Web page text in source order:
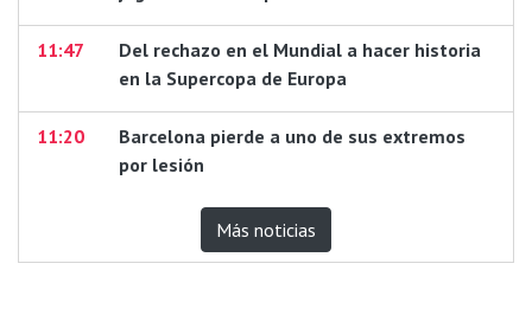
11:47
Del rechazo en el Mundial a hacer historia
en la Supercopa de Europa
11:20
Barcelona pierde a uno de sus extremos
por lesión
Más noticias